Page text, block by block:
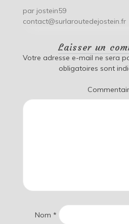
par jostein59
contact@surlaroutedejostein.fr
Laisser un
Votre adresse e-mail ne sera
obligatoires sont
Nom *